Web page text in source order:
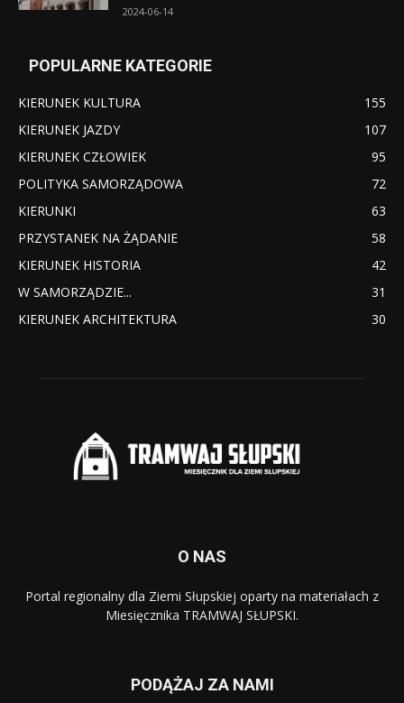
2024-06-14
POPULARNE KATEGORIE
KIERUNEK KULTURA
155
KIERUNEK JAZDY
107
KIERUNEK CZŁOWIEK
95
POLITYKA SAMORZĄDOWA
72
KIERUNKI
63
PRZYSTANEK NA ŻĄDANIE
58
KIERUNEK HISTORIA
42
W SAMORZĄDZIE...
31
KIERUNEK ARCHITEKTURA
30
O NAS
Portal regionalny dla Ziemi Słupskiej oparty na materiałach z
Miesięcznika TRAMWAJ SŁUPSKI.
PODĄŻAJ ZA NAMI